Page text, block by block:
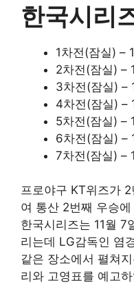
한국시리
1차전(잠실) –
2차전(잠실) –
3차전(잠실) –
4차전(잠실) –
5차전(잠실) –
6차전(잠실) –
7차전(잠실) –
프로야구 KT위즈가
여 통산 2번째 우승
한국시리즈는 11월 7
리는데 LG감독인 염
같은 장소에서 펼쳐
리와 고영표를 예고